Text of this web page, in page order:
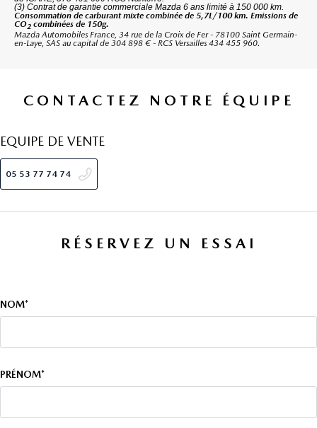
(3) Contrat de garantie commerciale Mazda 6 ans limité à 150 000 km.
Consommation de carburant mixte combinée de 5,7L/100 km. Emissions de
CO2 combinées de 150g.
Mazda Automobiles France, 34 rue de la Croix de Fer - 78100 Saint Germain-
en-Laye, SAS au capital de 304 898 € - RCS Versailles 434 455 960.
CONTACTEZ NOTRE ÉQUIPE
EQUIPE DE VENTE
05 53 77 74 74
RÉSERVEZ UN ESSAI
NOM*
PRÉNOM*